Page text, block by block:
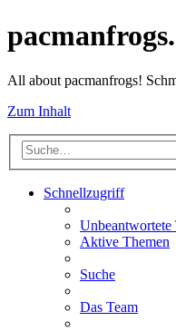
All about pacmanfrogs!
Zum Inhalt
Schnellzugriff
Unbeantwortete
Aktive Themen
Suche
Das Team